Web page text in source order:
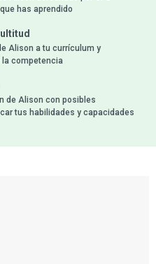
has aprendido
Alison a tu currículum y
la competencia
de Alison con posibles
tus habilidades y capacidades